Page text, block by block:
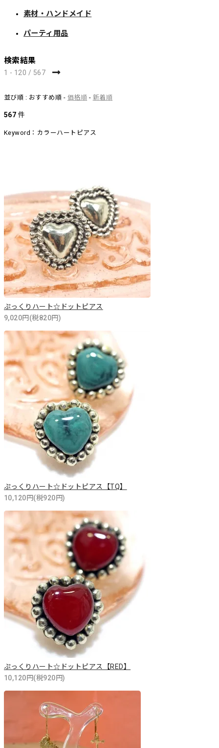
素材・ハンドメイド
パーティ用品
検索結果
1 - 120 / 567
並び順 : おすすめ順 - 価格順 - 新着順
567 件
Keyword：カラーハートピアス
ぷっくりハート☆ドットピアス
9,020円(税820円)
ぷっくりハート☆ドットピアス【TQ】
10,120円(税920円)
ぷっくりハート☆ドットピアス【RED】
10,120円(税920円)